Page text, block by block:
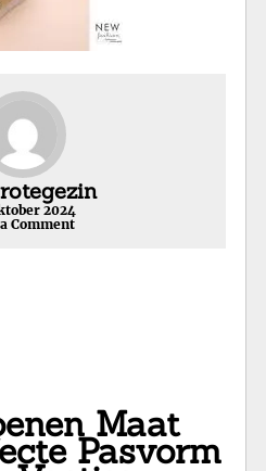
2024
Comment
Maat
Pasvorm